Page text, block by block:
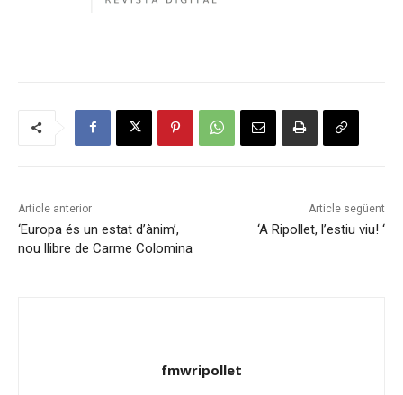
Article anterior
‘Europa és un estat d’ànim’,
nou llibre de Carme Colomina
Article següent
‘A Ripollet, l’estiu viu! ‘
fmwripollet